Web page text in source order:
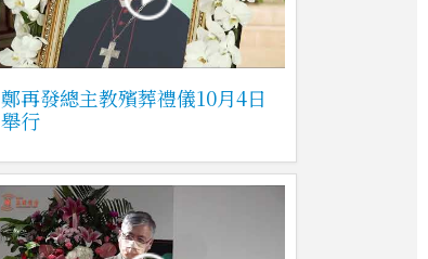
鄭再發總主教殯葬禮儀10月4日
舉行